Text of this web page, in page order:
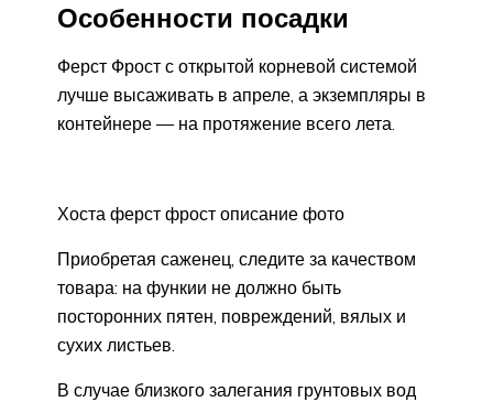
Особенности посадки
Ферст Фрост с открытой корневой системой
лучше высаживать в апреле, а экземпляры в
контейнере — на протяжение всего лета.
Хоста ферст фрост описание фото
Приобретая саженец, следите за качеством
товара: на функии не должно быть
посторонних пятен, повреждений, вялых и
сухих листьев.
В случае близкого залегания грунтовых вод